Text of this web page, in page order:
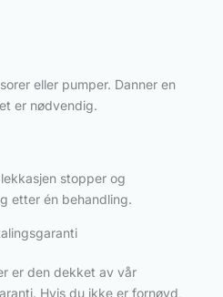
eller pumper. Danner en
er nødvendig.
stopper og
etter én behandling.
er den dekket av vår
Hvis du ikke er fornøyd,